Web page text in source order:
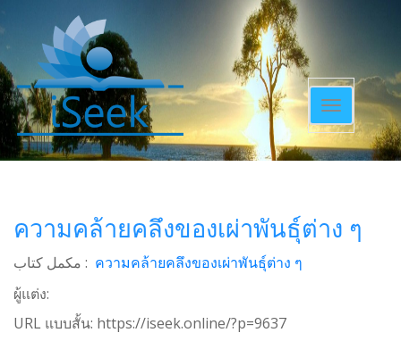
Toggle
navigation
ความคล้ายคลึงของเผ่าพันธุ์ต่าง ๆ
مکمل کتاب : ความคล้ายคลึงของเผ่าพันธุ์ต่าง ๆ
ผู้แต่ง:
URL แบบสั้น: https://iseek.online/?p=9637